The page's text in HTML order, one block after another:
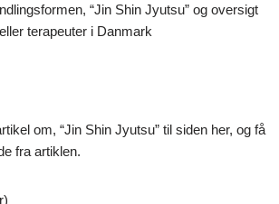
“Jin Shin Jyutsu” og oversigt
terapeuter i Danmark
om, “Jin Shin Jyutsu” til siden her, og få
fra artiklen.